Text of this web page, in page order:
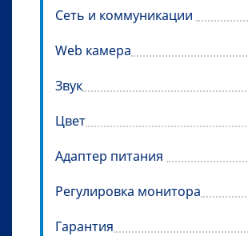
Сеть и коммуникации
Web камера
Звук
Цвет
Адаптер питания
Регулировка монитора
Гарантия